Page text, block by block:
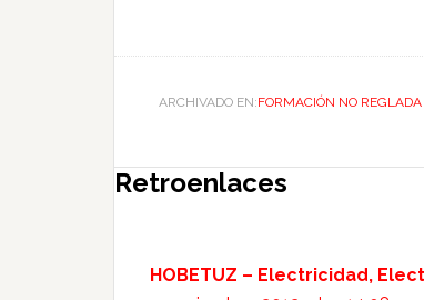
ARCHIVADO EN:FORMACIÓN NO REGLADA
Retroenlaces
HOBETUZ – Electricidad,